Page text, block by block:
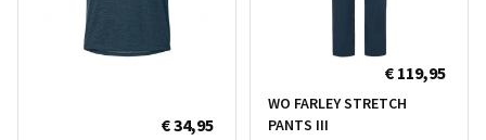
€ 34,95
€ 119,95
WO FARLEY STRETCH
PANTS III